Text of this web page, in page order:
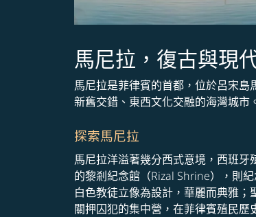
馬尼拉，復古與現
馬尼拉是菲律賓的首都，位於呂宋
新舊交錯、東西文化交融的海灣城市
探索馬尼拉
馬尼拉洋溢著幾分西式意境，西班
的黎剎紀念館（Rizal Shrine），則
白色教徒立像為設計，華麗而典雅
關押囚犯的集中營，在菲律賓殖民